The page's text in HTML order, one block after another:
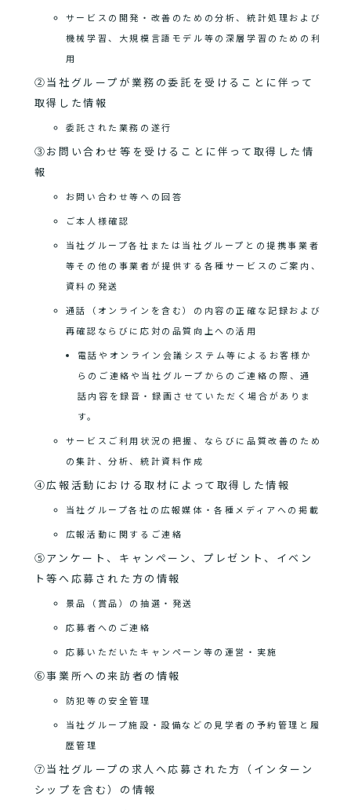
サービスの開発・改善のための分析、統計処理および
機械学習、大規模言語モデル等の深層学習のための利
用
②当社グループが業務の委託を受けることに伴って
取得した情報
委託された業務の遂行
③お問い合わせ等を受けることに伴って取得した情
報
お問い合わせ等への回答
ご本人様確認
当社グループ各社または当社グループとの提携事業者
等その他の事業者が提供する各種サービスのご案内、
資料の発送
通話（オンラインを含む）の内容の正確な記録および
再確認ならびに応対の品質向上への活用
電話やオンライン会議システム等によるお客様か
らのご連絡や当社グループからのご連絡の際、通
話内容を録音・録画させていただく場合がありま
す。
サービスご利用状況の把握、ならびに品質改善のため
の集計、分析、統計資料作成
④広報活動における取材によって取得した情報
当社グループ各社の広報媒体・各種メディアへの掲載
広報活動に関するご連絡
⑤アンケート、キャンペーン、プレゼント、イベン
ト等へ応募された方の情報
景品（賞品）の抽選・発送
応募者へのご連絡
応募いただいたキャンペーン等の運営・実施
⑥事業所への来訪者の情報
防犯等の安全管理
当社グループ施設・設備などの見学者の予約管理と履
歴管理
⑦当社グループの求人へ応募された方（インターン
シップを含む）の情報